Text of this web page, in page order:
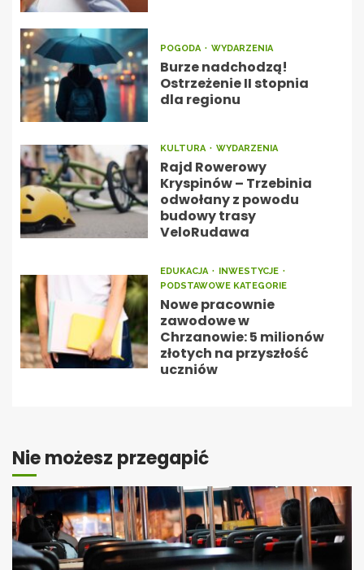
POGODA WYDARZENIA
Burze nadchodzą!
Ostrzeżenie II stopnia
dla regionu
KULTURA WYDARZENIA
Rajd Rowerowy
Kryspinów – Trzebinia
odwołany z powodu
budowy trasy
VeloRudawa
EDUKACJA
INWESTYCJE
PODSTAWOWE KATEGORIE
Nowe pracownie
zawodowe w
Chrzanowie: 5 milionów
złotych na przyszłość
uczniów
Nie możesz przegapić